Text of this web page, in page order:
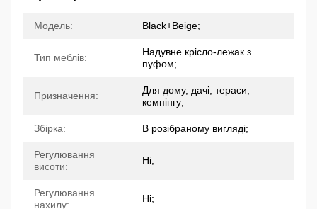
Модель: Black+Beige;
Тип меблів:
Надувне крісло-лежак з
пуфом;
Призначення:
Для дому, дачі, тераси,
кемпінгу;
Збірка: В розібраному вигляді;
Регулювання
висоти:
Ні;
Регулювання
нахилу:
Ні;